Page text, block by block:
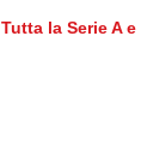
Tutta la Serie A